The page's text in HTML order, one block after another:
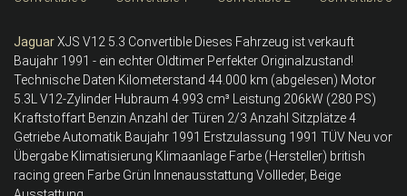
JaguarXJS V12 5.3 Convertible Dieses Fahrzeug ist verkauft
Baujahr 1991 - ein echter Oldtimer Perfekter Originalzustand!
Technische Daten Kilometerstand 44.000 km (abgelesen) Motor
5.3L V12-Zylinder Hubraum 4.993 cm³ Leistung 206kW (280 PS)
Kraftstoffart Benzin Anzahl der Türen 2/3 Anzahl Sitzplätze 4
Getriebe Automatik Baujahr 1991 Erstzulassung 1991 TÜV Neu vor
Übergabe Klimatisierung Klimaanlage Farbe (Hersteller) british
racing green Farbe Grün Innenausstattung Vollleder, Beige